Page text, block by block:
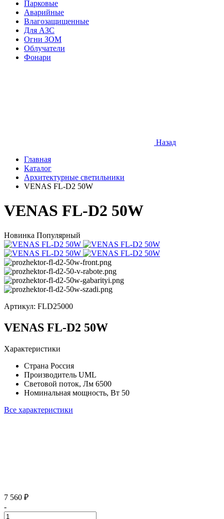
Парковые
Аварийные
Влагозащищенные
Для АЗС
Огни ЗОМ
Облучатели
Фонари
Назад
Главная
Каталог
Архитектурные светильники
VENAS FL-D2 50W
VENAS FL-D2 50W
Новинка Популярный
Артикул: FLD25000
VENAS FL-D2 50W
Характеристики
Страна Россия
Производитель UML
Световой поток, Лм 6500
Номинальная мощность, Вт 50
Все характеристики
7 560 ₽
-